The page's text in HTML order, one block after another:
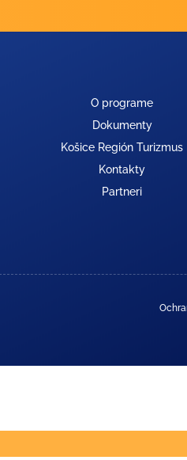
O programe
Dokumenty
Košice Región Turizmus
Kontakty
Partneri